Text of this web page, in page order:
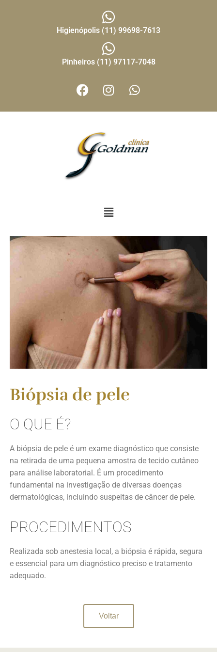
Higienópolis (11) 99698-7613
Pinheiros (11) 97117-7048
Biópsia de pele
O QUE É?
A biópsia de pele é um exame diagnóstico que consiste
na retirada de uma pequena amostra de tecido cutâneo
para análise laboratorial. É um procedimento
fundamental na investigação de diversas doenças
dermatológicas, incluindo suspeitas de câncer de pele.
PROCEDIMENTOS
Realizada sob anestesia local, a biópsia é rápida, segura
e essencial para um diagnóstico preciso e tratamento
adequado.
Voltar